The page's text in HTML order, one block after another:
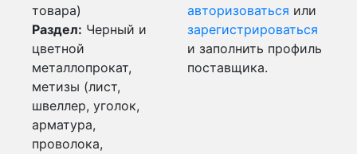
товара)
Раздел: Черный и
цветной
металлопрокат,
метизы (лист,
швеллер, уголок,
арматура,
проволока,
авторизоваться или
зарегистрироваться
и заполнить профиль
поставщика.